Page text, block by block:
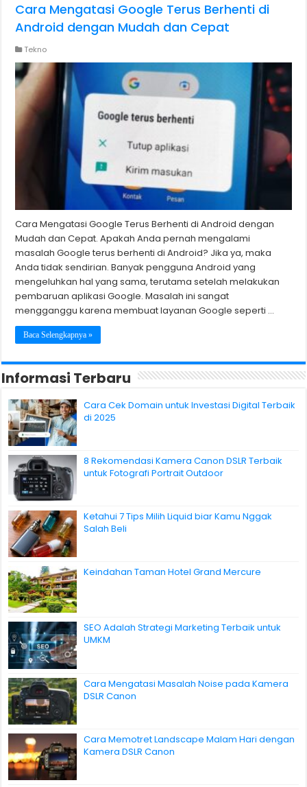
Cara Mengatasi Google Terus Berhenti di
Android dengan Mudah dan Cepat
Tekno
Cara Mengatasi Google Terus Berhenti di Android dengan
Mudah dan Cepat. Apakah Anda pernah mengalami
masalah Google terus berhenti di Android? Jika ya, maka
Anda tidak sendirian. Banyak pengguna Android yang
mengeluhkan hal yang sama, terutama setelah melakukan
pembaruan aplikasi Google. Masalah ini sangat
mengganggu karena membuat layanan Google seperti …
Baca Selengkapnya »
Informasi Terbaru
Cara Cek Domain untuk Investasi Digital Terbaik
di 2025
8 Rekomendasi Kamera Canon DSLR Terbaik
untuk Fotografi Portrait Outdoor
Ketahui 7 Tips Milih Liquid biar Kamu Nggak
Salah Beli
Keindahan Taman Hotel Grand Mercure
SEO Adalah Strategi Marketing Terbaik untuk
UMKM
Cara Mengatasi Masalah Noise pada Kamera
DSLR Canon
Cara Memotret Landscape Malam Hari dengan
Kamera DSLR Canon